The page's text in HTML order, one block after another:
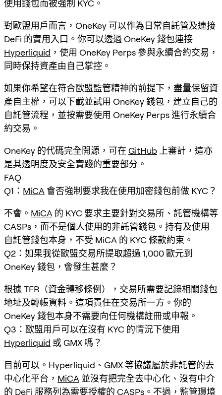
使用錢包而被強制 KYC。
對歐盟用戶而言，OneKey 可以作為日常自託管及連接
DeFi 的實用入口。你可以透過 OneKey 錢包連接
Hyperliquid ，使用 OneKey Perps 參與永續合約交易，
同時保持資產由自己掌控。
如果你希望在符合歐盟監管精神的前提下，盡量保留資
產自主權，可以下載並試用 OneKey 錢包，建立自己的
自託管流程，並按需要使用 OneKey Perps 進行永續合
約交易。
OneKey 的代碼完全開源，可在 GitHub 上審計，這亦
是其透明度及安全實踐的重要部分。
FAQ
Q1： MiCA 會否強制要求我在使用加密錢包前做 KYC？
不會。 MiCA 的 KYC 要求主要針對交易所、託管機構等
CASPs，而不是個人使用的非託管錢包。持有及使用
自託管錢包本身，不受 MiCA 的 KYC 條款約束。
Q2：如果我從歐盟交易所提取超過 1,000 歐元到
OneKey 錢包，會發生甚麼？
根據 TFR（資金轉移條例），交易所需要記錄相關錢包
地址及轉帳資料。這項責任在交易所一方。你的
OneKey 錢包本身不需要向任何機構註冊或申報。
Q3：歐盟用戶可以在沒有 KYC 的情況下使用
Hyperliquid 或 GMX 嗎？
目前可以。Hyperliquid、GMX 等協議屬於非託管的去
中心化平台， MiCA 並沒有把完全去中心化、沒有中介
的 DeFi 服務列為需要授權的 CASPs。不過，監管環境